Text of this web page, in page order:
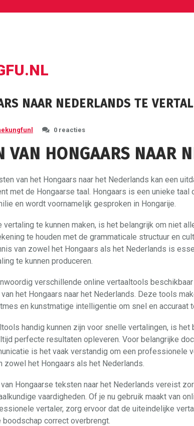
NAAR NEDERLANDS TE
0 reacties
VAN HONGAARS NAAR
van het Hongaars naar het Nederlands kan een
met de Hongaarse taal. Hongaars is een unieke taal
en wordt voornamelijk gesproken in Hongarije.
vertaling te kunnen maken, is het belangrijk om niet
te houden met de grammaticale structuur en
van zowel het Hongaars als het Nederlands is
te kunnen produceren.
verschillende online vertaaltools
het Hongaars naar het Nederlands. Deze tools
en kunstmatige intelligentie om snel en accuraat
handig kunnen zijn voor snelle vertalingen, is het
perfecte resultaten opleveren. Voor belangrijke
is het vaak verstandig om een professionele
het Hongaars als het Nederlands.
Hongaarse teksten naar het Nederlands vereist
vaardigheden. Of je nu gebruik maakt van
vertaler, zorg ervoor dat de uiteindelijke
boodschap correct overbrengt.